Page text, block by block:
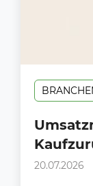
Handel
20.07.2026